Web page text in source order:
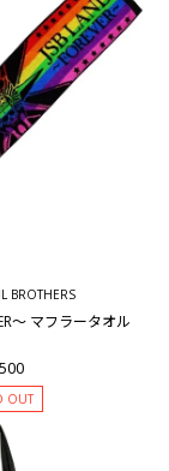
BROTHERS
～ マフラータオル
OUT